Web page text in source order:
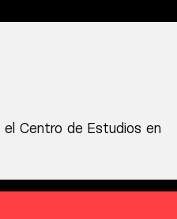
Centro de Estudios en